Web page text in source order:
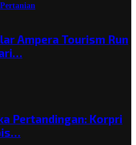
Pertanian
Ampera Tourism Run
Pertandingan: Korpri